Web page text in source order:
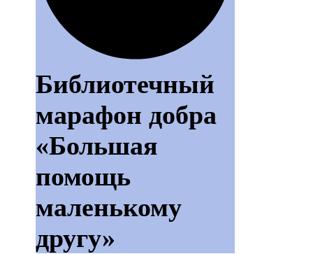
Библиотечный
марафон добра
«Большая
помощь
маленькому
другу»